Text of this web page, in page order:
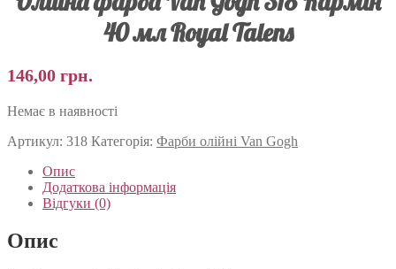
40 мл Royal Talens
146,00 грн.
Немає в наявності
Артикул: 318 Категорія: Фарби олійні Van Gogh
Опис
Додаткова інформація
Відгуки (0)
Опис